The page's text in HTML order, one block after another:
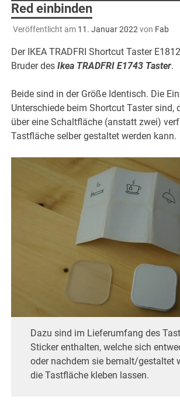
Red einbinden
Veröffentlicht am 11. Januar 2022 von Fab
Der IKEA TRADFRI Shortcut Taster
Bruder desIkea TRADFRI E1743 Taster.
Beide sind in der Größe Identisch. Die
Unterschiede beim Shortcut Taster sind,
über eine Schaltfläche (anstatt zwei)
Tastfläche selber gestaltet werden kann.
Dazu sind im Lieferumfang des
Sticker enthalten, welche sich
oder nachdem sie bemalt/gestaltet
die Tastfläche kleben lassen.